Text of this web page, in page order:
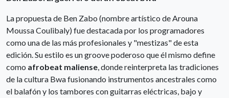
La propuesta de Ben Zabo (nombre artístico de Arouna
Moussa Coulibaly) fue destacada por los programadores
como una de las más profesionales y "mestizas" de esta
edición. Su estilo es un groove poderoso que él mismo define
como afrobeat maliense, donde reinterpreta las tradiciones
de la cultura Bwa fusionando instrumentos ancestrales como
el balafón y los tambores con guitarras eléctricas, bajo y